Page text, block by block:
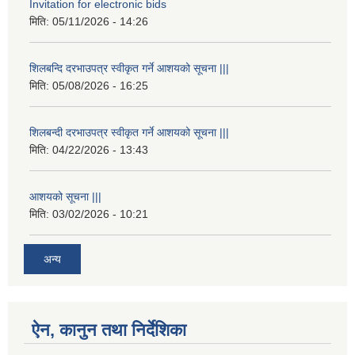
Invitation for electronic bids
मिति: 05/11/2026 - 14:26
शिलबन्दि दरभाउपत्र स्वीकृत गर्ने आशयको सूचना |||
मिति: 05/08/2026 - 16:25
शिलबन्दी दरभाउपत्र स्वीकृत गर्ने आशयको सूचना |||
मिति: 04/22/2026 - 13:43
आशयको सूचना |||
मिति: 03/02/2026 - 10:21
अन्य
ऐन, कानुन तथा निर्देशिका